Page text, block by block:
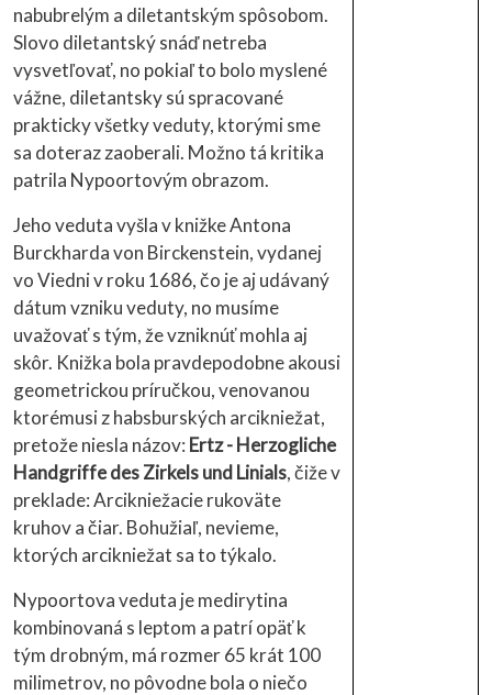
nabubrelým a diletantským spôsobom.
Slovo diletantský snáď netreba
vysvetľovať, no pokiaľ to bolo myslené
vážne, diletantsky sú spracované
prakticky všetky veduty, ktorými sme
sa doteraz zaoberali. Možno tá kritika
patrila Nypoortovým obrazom.
Jeho veduta vyšla v knižke Antona
Burckharda von Birckenstein, vydanej
vo Viedni v roku 1686, čo je aj udávaný
dátum vzniku veduty, no musíme
uvažovať s tým, že vzniknúť mohla aj
skôr. Knižka bola pravdepodobne akousi
geometrickou príručkou, venovanou
ktorémusi z habsburských arcikniežat,
pretože niesla názov: Ertz - Herzogliche
Handgriffe des Zirkels und Linials, čiže v
preklade: Arcikniežacie rukoväte
kruhov a čiar. Bohužiaľ, nevieme,
ktorých arcikniežat sa to týkalo.
Nypoortova veduta je medirytina
kombinovaná s leptom a patrí opäť k
tým drobným, má rozmer 65 krát 100
milimetrov, no pôvodne bola o niečo